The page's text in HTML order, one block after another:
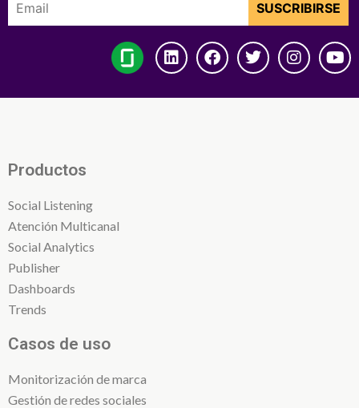
Productos
Social Listening
Atención Multicanal
Social Analytics
Publisher
Dashboards
Trends
Casos de uso
Monitorización de marca
Gestión de redes sociales